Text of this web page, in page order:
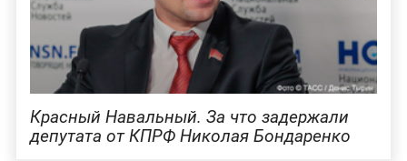
Красный Навальный. За что задержали
депутата от КПРФ Николая Бондаренко